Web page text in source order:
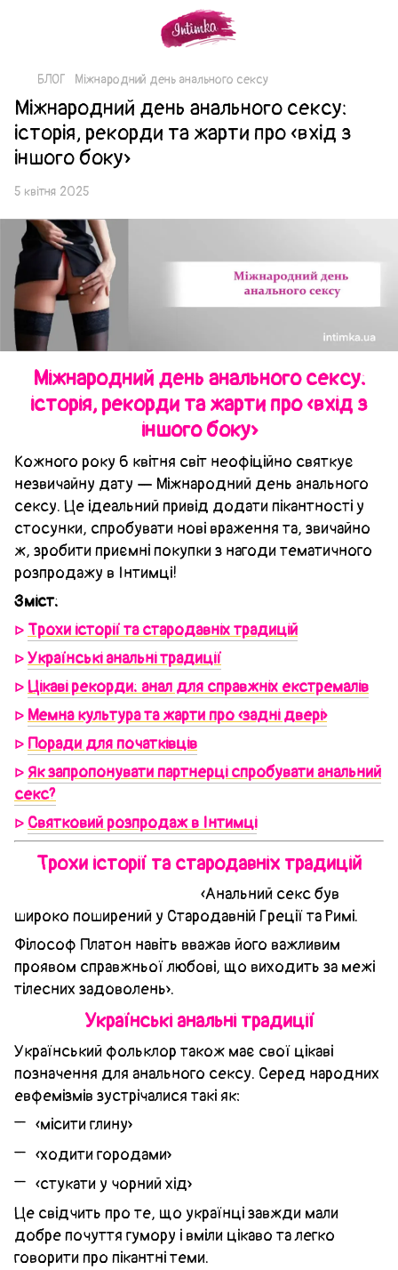
БЛОГ Міжнародний день анального сексу
Міжнародний день анального сексу:
історія, рекорди та жарти про «вхід з
іншого боку»
5 квітня 2025
Міжнародний день анального сексу:
історія, рекорди та жарти про «вхід з
іншого боку»
Кожного року 6 квітня світ неофіційно святкує
незвичайну дату — Міжнародний день анального
сексу. Це ідеальний привід додати пікантності у
стосунки, спробувати нові враження та, звичайно
ж, зробити приємні покупки з нагоди тематичного
розпродажу в Інтимці!
Зміст:
ᐅ Трохи історії та стародавніх традицій
ᐅ Українські анальні традиції
ᐅ Цікаві рекорди: анал для справжніх екстремалів
ᐅ Мемна культура та жарти про «задні двері»
ᐅ Поради для початківців
ᐅ Як запропонувати партнерці спробувати анальний
секс?
ᐅ Святковий розпродаж в Інтимці
Трохи історії та стародавніх традицій
«Анальний секс був
широко поширений у Стародавній Греції та Римі.
Філософ Платон навіть вважав його важливим
проявом справжньої любові, що виходить за межі
тілесних задоволень».
Українські анальні традиції
Український фольклор також має свої цікаві
позначення для анального сексу. Серед народних
евфемізмів зустрічалися такі як:
«місити глину»
«ходити городами»
«стукати у чорний хід»
Це свідчить про те, що українці завжди мали
добре почуття гумору і вміли цікаво та легко
говорити про пікантні теми.